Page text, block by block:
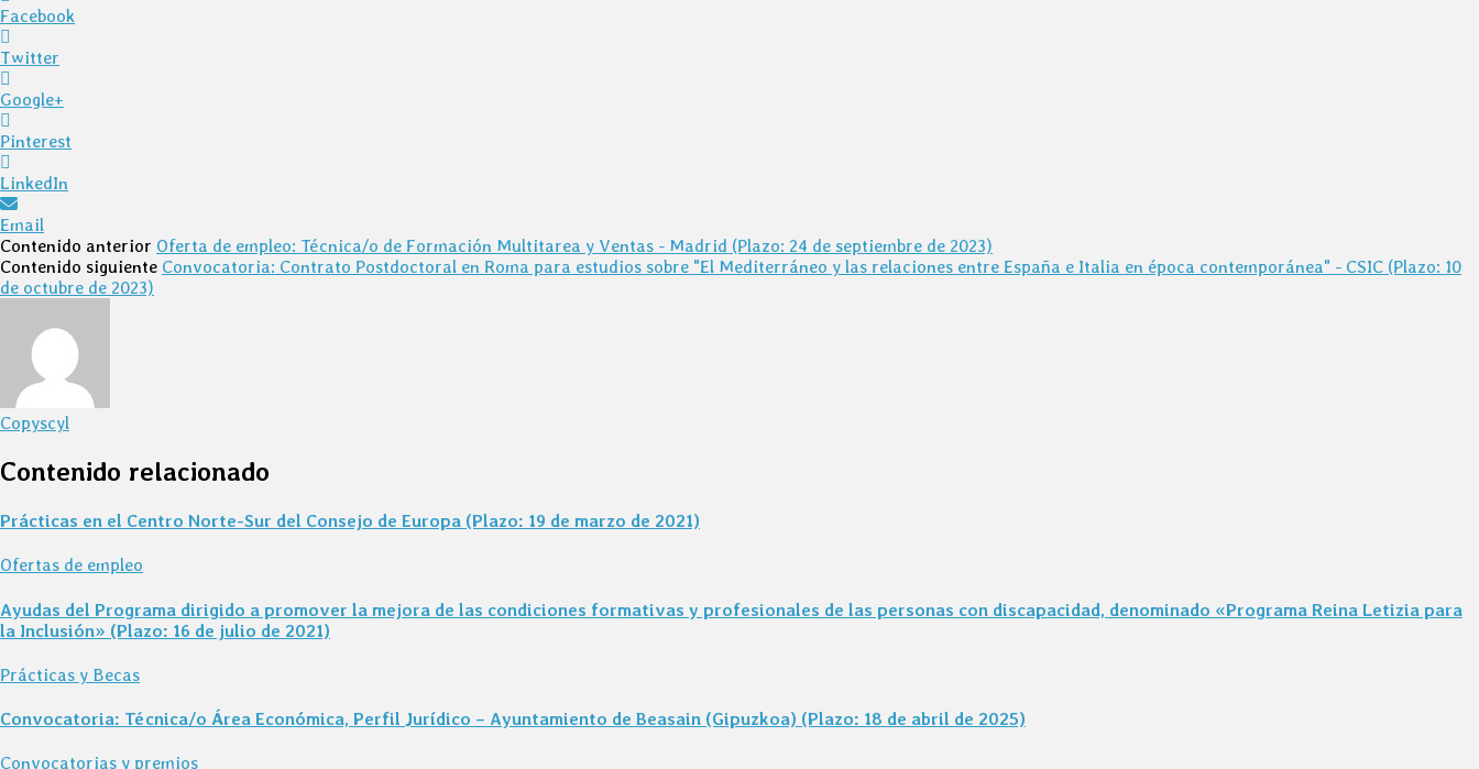
Facebook
Twitter
Google+
Pinterest
LinkedIn
Email
Contenido anterior Oferta de empleo: Técnica/o de Formación Multitarea y Ventas - Madrid (Plazo: 24 de septiembre de 2023)
Contenido siguiente Convocatoria: Contrato Postdoctoral en Roma para estudios sobre "El Mediterráneo y las relaciones entre España e Italia en época contemporánea" - CSIC (Plazo: 10
de octubre de 2023)
Copyscyl
Contenido relacionado
Prácticas en el Centro Norte-Sur del Consejo de Europa (Plazo: 19 de marzo de 2021)
Ofertas de empleo
Ayudas del Programa dirigido a promover la mejora de las condiciones formativas y profesionales de las personas con discapacidad, denominado «Programa Reina Letizia para
la Inclusión» (Plazo: 16 de julio de 2021)
Prácticas y Becas
Convocatoria: Técnica/o Área Económica, Perfil Jurídico – Ayuntamiento de Beasain (Gipuzkoa) (Plazo: 18 de abril de 2025)
Convocatorias y premios